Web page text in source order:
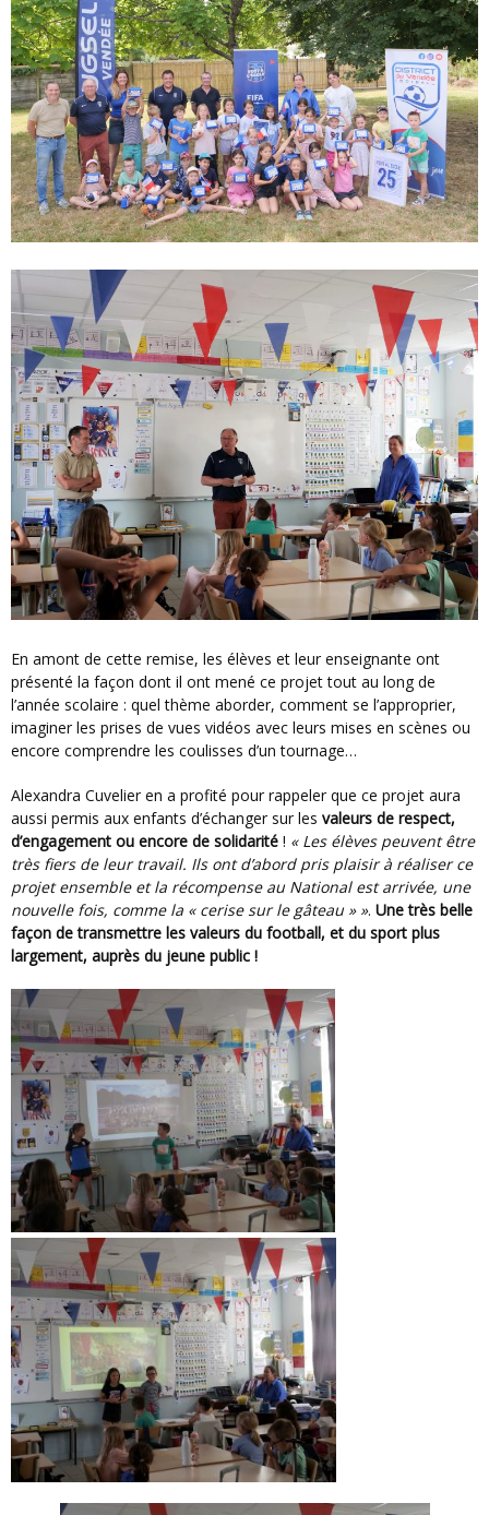
En amont de cette remise, les élèves et leur enseignante ont
présenté la façon dont il ont mené ce projet tout au long de
l’année scolaire : quel thème aborder, comment se l’approprier,
imaginer les prises de vues vidéos avec leurs mises en scènes ou
encore comprendre les coulisses d’un tournage…
Alexandra Cuvelier en a profité pour rappeler que ce projet aura
aussi permis aux enfants d’échanger sur les valeurs de respect,
d’engagement ou encore de solidarité ! « Les élèves peuvent être
très fiers de leur travail. Ils ont d’abord pris plaisir à réaliser ce
projet ensemble et la récompense au National est arrivée, une
nouvelle fois, comme la « cerise sur le gâteau » ». Une très belle
façon de transmettre les valeurs du football, et du sport plus
largement, auprès du jeune public !